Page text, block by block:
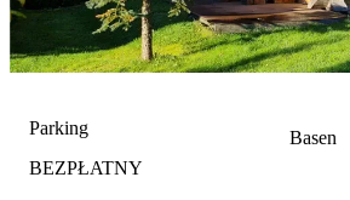
Parking
BEZPŁATNY
Basen